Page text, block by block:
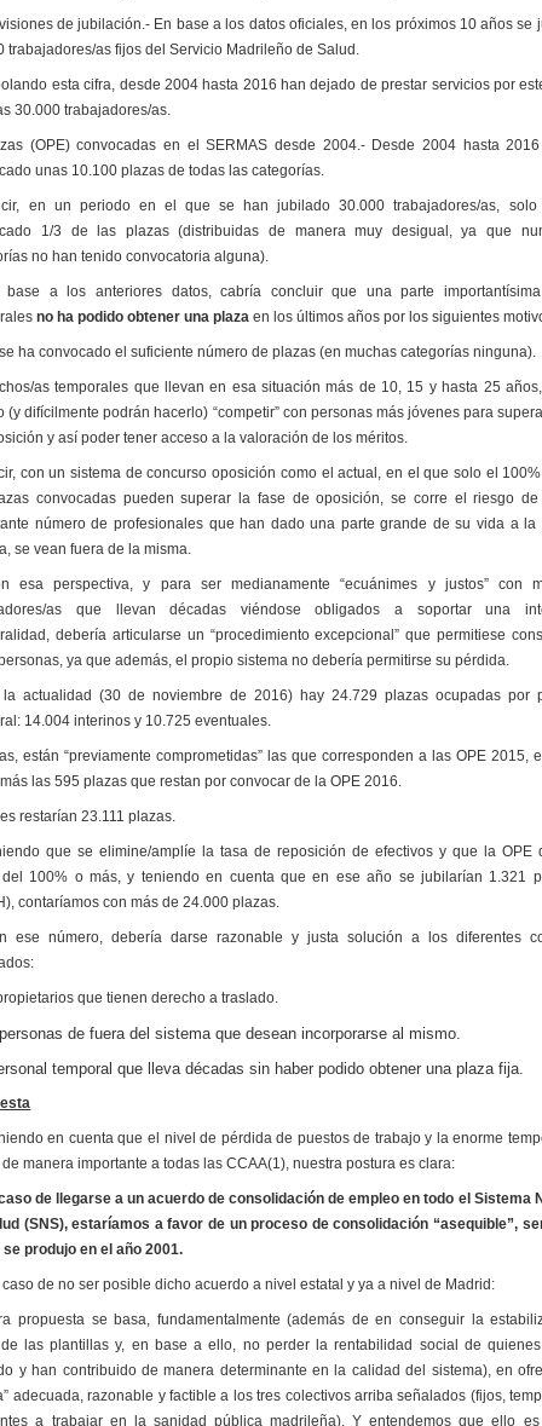
de jubilación.- En base a los datos oficiales, en los próximos 10 años se
trabajadores/as fijos del Servicio Madrileño de Salud.
esta cifra, desde 2004 hasta 2016 han dejado de prestar servicios por
30.000 trabajadores/as.
(OPE) convocadas en el SERMAS desde 2004.- Desde 2004 hasta
unas 10.100 plazas de todas las categorías.
en un periodo en el que se han jubilado 30.000 trabajadores/as,
1/3 de las plazas (distribuidas de manera muy desigual, ya que
no han tenido convocatoria alguna).
a los anteriores datos, cabría concluir que una parte
no ha podido obtener una plaza en los últimos años por los siguientes
ha convocado el suficiente número de plazas (en muchas categorías ninguna).
as temporales que llevan en esa situación más de 10, 15 y hasta 25
(y difícilmente podrán hacerlo) “competir” con personas más jóvenes para
y así poder tener acceso a la valoración de los méritos.
con un sistema de concurso oposición como el actual, en el que solo el
convocadas pueden superar la fase de oposición, se corre el riesgo
número de profesionales que han dado una parte grande de su vida a la
se vean fuera de la misma.
esa perspectiva, y para ser medianamente “ecuánimes y justos” con
as que llevan décadas viéndose obligados a soportar una
debería articularse un “procedimiento excepcional” que permitiese
ya que además, el propio sistema no debería permitirse su pérdida.
actualidad (30 de noviembre de 2016) hay 24.729 plazas ocupadas por
14.004 interinos y 10.725 eventuales.
están “previamente comprometidas” las que corresponden a las OPE 2015,
las 595 plazas que restan por convocar de la OPE 2016.
restarían 23.111 plazas.
que se elimine/amplíe la tasa de reposición de efectivos y que la OPE
100% o más, y teniendo en cuenta que en ese año se jubilarían 1.321
contaríamos con más de 24.000 plazas.
ese número, debería darse razonable y justa solución a los diferentes
que tienen derecho a traslado.
de fuera del sistema que desean incorporarse al mismo.
temporal que lleva décadas sin haber podido obtener una plaza fija.
en cuenta que el nivel de pérdida de puestos de trabajo y la enorme
de manera importante a todas las CCAA(1), nuestra postura es clara:
de llegarse a un acuerdo de consolidación de empleo en todo el Sistema
(SNS), estaríamos a favor de un proceso de consolidación “asequible”,
se produjo en el año 2001.
caso de no ser posible dicho acuerdo a nivel estatal y ya a nivel de Madrid:
propuesta se basa, fundamentalmente (además de en conseguir la
las plantillas y, en base a ello, no perder la rentabilidad social de
y han contribuido de manera determinante en la calidad del sistema), en
adecuada, razonable y factible a los tres colectivos arriba señalados (fijos,
a trabajar en la sanidad pública madrileña). Y entendemos que ello